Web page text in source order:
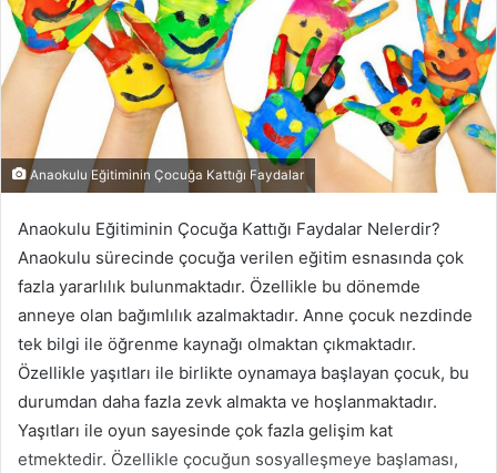
Anaokulu Eğitiminin Çocuğa Kattığı Faydalar
Anaokulu Eğitiminin Çocuğa Kattığı Faydalar Nelerdir?
Anaokulu sürecinde çocuğa verilen eğitim esnasında çok
fazla yararlılık bulunmaktadır. Özellikle bu dönemde
anneye olan bağımlılık azalmaktadır. Anne çocuk nezdinde
tek bilgi ile öğrenme kaynağı olmaktan çıkmaktadır.
Özellikle yaşıtları ile birlikte oynamaya başlayan çocuk, bu
durumdan daha fazla zevk almakta ve hoşlanmaktadır.
Yaşıtları ile oyun sayesinde çok fazla gelişim kat
etmektedir. Özellikle çocuğun sosyalleşmeye başlaması,